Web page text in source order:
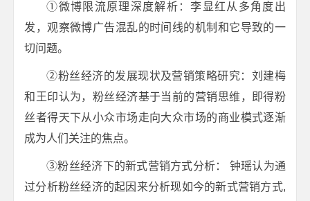
①微博限流原理深度解析：李显红从多角度出
发，观察微博广告混乱的时间线的机制和它导致的一
切问题。
②粉丝经济的发展现状及营销策略研究：刘建梅
和王印认为，粉丝经济基于当前的营销思维，即得粉
丝者得天下从小众市场走向大众市场的商业模式逐渐
成为人们关注的焦点。
③粉丝经济下的新式营销方式分析： 钟瑶认为通
过分析粉丝经济的起因来分析现如今的新式营销方式,